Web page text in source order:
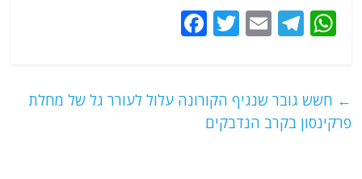
W
s
A
T
g
ra
E
l
T
er
e ← חשש גובר שנגיף הקורונה עלול לעורר גל של מחלת
פרקינסון בקרב הנדבקים